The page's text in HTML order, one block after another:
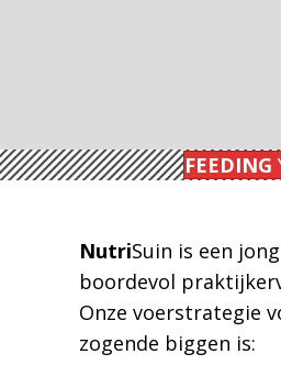
FEEDING
NutriSuin is een
boordevol
Onze voerstrategie
zogende biggen is: